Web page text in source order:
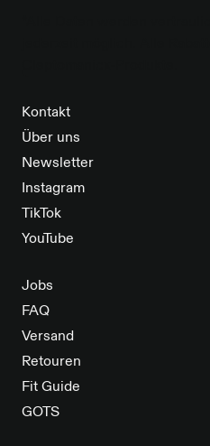
Kontakt
Über uns
Newsletter
Instagram
TikTok
YouTube
Jobs
FAQ
Versand
Retouren
Fit Guide
GOTS